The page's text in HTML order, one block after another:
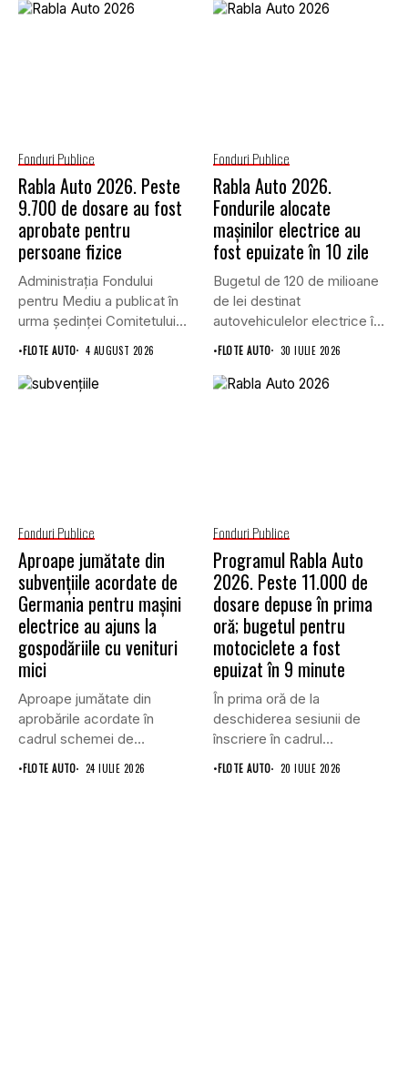
Fonduri Publice
Rabla Auto 2026. Peste
9.700 de dosare au fost
aprobate pentru
persoane fizice
Administrația Fondului
pentru Mediu a publicat în
urma ședinței Comitetului
de Avizare,...
•FLOTE AUTO 4 AUGUST 2026
Fonduri Publice
Rabla Auto 2026.
Fondurile alocate
mașinilor electrice au
fost epuizate în 10 zile
Bugetul de 120 de milioane
de lei destinat
autovehiculelor electrice în
programul...
•FLOTE AUTO 30 IULIE 2026
Fonduri Publice
Aproape jumătate din
subvențiile acordate de
Germania pentru mașini
electrice au ajuns la
gospodăriile cu venituri
mici
Aproape jumătate din
aprobările acordate în
cadrul schemei de
subvenționare a
•FLOTE AUTO 24 IULIE 2026
Fonduri Publice
Programul Rabla Auto
2026. Peste 11.000 de
dosare depuse în prima
oră; bugetul pentru
motociclete a fost
epuizat în 9 minute
În prima oră de la
deschiderea sesiunii de
înscriere în cadrul
Programului...
•FLOTE AUTO 20 IULIE 2026